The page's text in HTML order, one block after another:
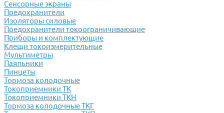
Сенсорные экраны
Предохранители
Изоляторы силовые
Предохранители токоограничивающие
Приборы и комплектующие
Клещи токоизмерительные
Мультиметры
Паяльники
Пинцеты
Тормоза колодочные
Токоприемники ТК
Токоприемники ТКН
Тормоза колодочные ТКГ